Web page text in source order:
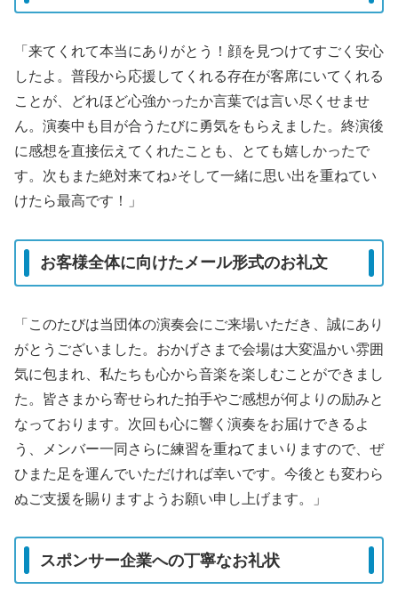
「来てくれて本当にありがとう！顔を見つけてすごく安心
したよ。普段から応援してくれる存在が客席にいてくれる
ことが、どれほど心強かったか言葉では言い尽くせませ
ん。演奏中も目が合うたびに勇気をもらえました。終演後
に感想を直接伝えてくれたことも、とても嬉しかったで
す。次もまた絶対来てね♪そして一緒に思い出を重ねてい
けたら最高です！」
お客様全体に向けたメール形式のお礼文
「このたびは当団体の演奏会にご来場いただき、誠にあり
がとうございました。おかげさまで会場は大変温かい雰囲
気に包まれ、私たちも心から音楽を楽しむことができまし
た。皆さまから寄せられた拍手やご感想が何よりの励みと
なっております。次回も心に響く演奏をお届けできるよ
う、メンバー一同さらに練習を重ねてまいりますので、ぜ
ひまた足を運んでいただければ幸いです。今後とも変わら
ぬご支援を賜りますようお願い申し上げます。」
スポンサー企業への丁寧なお礼状